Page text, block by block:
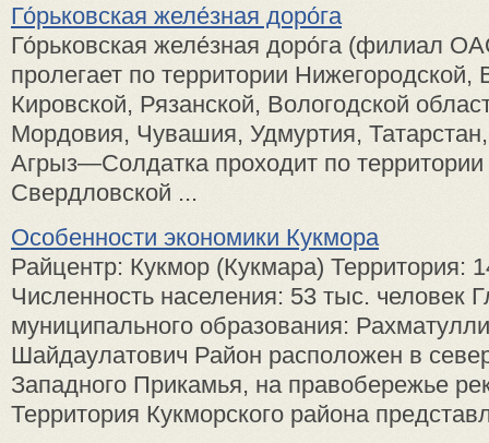
Го́рьковская желе́зная доро́га
Го́рьковская желе́зная доро́га (филиал
пролегает по территории Нижегородской,
Кировской, Рязанской, Вологодской
Мордовия, Чувашия, Удмуртия,
Агрыз—Солдатка проходит по территории
Свердловской ...
Особенности экономики Кукмора
Райцентр: Кукмор (Кукмара) Территория:
Численность населения: 53 тыс. человек
муниципального образования:
Шайдаулатович Район расположен в
Западного Прикамья, на правобережье
Территория Кукморского района